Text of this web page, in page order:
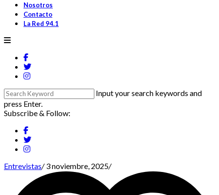
Nosotros
Contacto
La Red 94.1
Input your search keywords and
press Enter.
Subscribe & Follow:
Entrevistas/3 noviembre, 2025/